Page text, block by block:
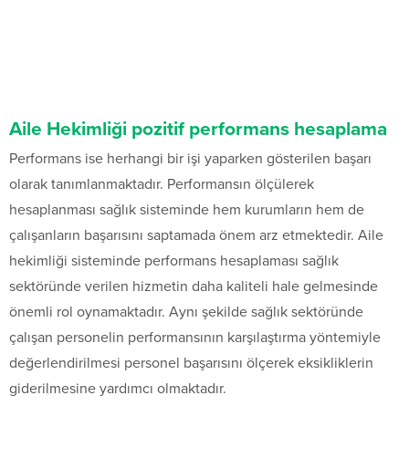
Aile Hekimliği pozitif performans hesaplama
Performans ise herhangi bir işi yaparken gösterilen başarı
olarak tanımlanmaktadır. Performansın ölçülerek
hesaplanması sağlık sisteminde hem kurumların hem de
çalışanların başarısını saptamada önem arz etmektedir. Aile
hekimliği sisteminde performans hesaplaması sağlık
sektöründe verilen hizmetin daha kaliteli hale gelmesinde
önemli rol oynamaktadır. Aynı şekilde sağlık sektöründe
çalışan personelin performansının karşılaştırma yöntemiyle
değerlendirilmesi personel başarısını ölçerek eksikliklerin
giderilmesine yardımcı olmaktadır.